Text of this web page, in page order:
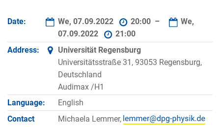
Date: We, 07.09.2022 20:00 –
We,
07.09.2022
21:00
Address:
Universität Regensburg
Universitätsstraße 31, 93053 Regensburg,
Deutschland
Audimax /H1
Language:
English
Contact
Michaela Lemmer,